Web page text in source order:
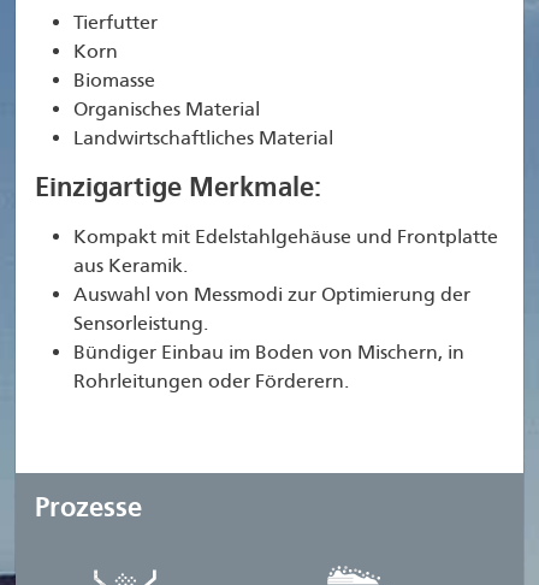
Tierfutter
Korn
Biomasse
Organisches Material
Landwirtschaftliches Material
Einzigartige Merkmale:
Kompakt mit Edelstahlgehäuse und Frontplatte
aus Keramik.
Auswahl von Messmodi zur Optimierung der
Sensorleistung.
Bündiger Einbau im Boden von Mischern, in
Rohrleitungen oder Förderern.
Prozesse